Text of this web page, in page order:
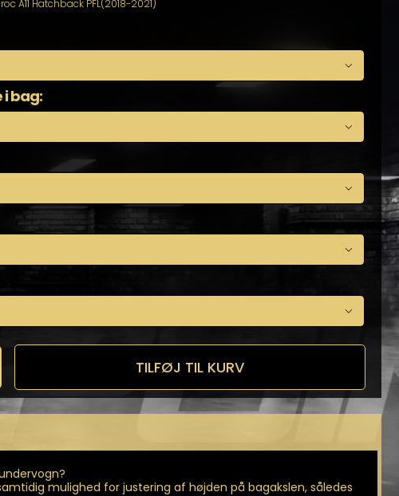
A11 Hatchback PFL(2018-2021)

bag:




TILFØJ TIL KURV
mulighed for justering af højden på bagakslen, således